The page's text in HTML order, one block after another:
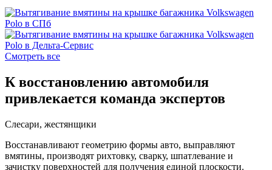
Смотреть все
К восстановлению автомобиля
привлекается команда экспертов
Слесари, жестянщики
Восстанавливают геометрию формы авто, выправляют
вмятины, производят рихтовку, сварку, шпатлевание и
зачистку поверхностей для получения единой плоскости.